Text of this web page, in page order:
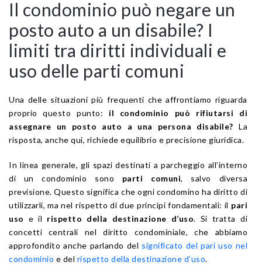
Il condominio può negare un
posto auto a un disabile? I
limiti tra diritti individuali e
uso delle parti comuni
Una delle situazioni più frequenti che affrontiamo riguarda
proprio questo punto: il condominio può rifiutarsi di
assegnare un posto auto a una persona disabile? La
risposta, anche qui, richiede equilibrio e precisione giuridica.
In linea generale, gli spazi destinati a parcheggio all’interno
di un condominio sono parti comuni, salvo diversa
previsione. Questo significa che ogni condomino ha diritto di
utilizzarli, ma nel rispetto di due principi fondamentali: il pari
uso e il rispetto della destinazione d’uso. Si tratta di
concetti centrali nel diritto condominiale, che abbiamo
approfondito anche parlando del significato del pari uso nel
condominio e del rispetto della destinazione d’uso.